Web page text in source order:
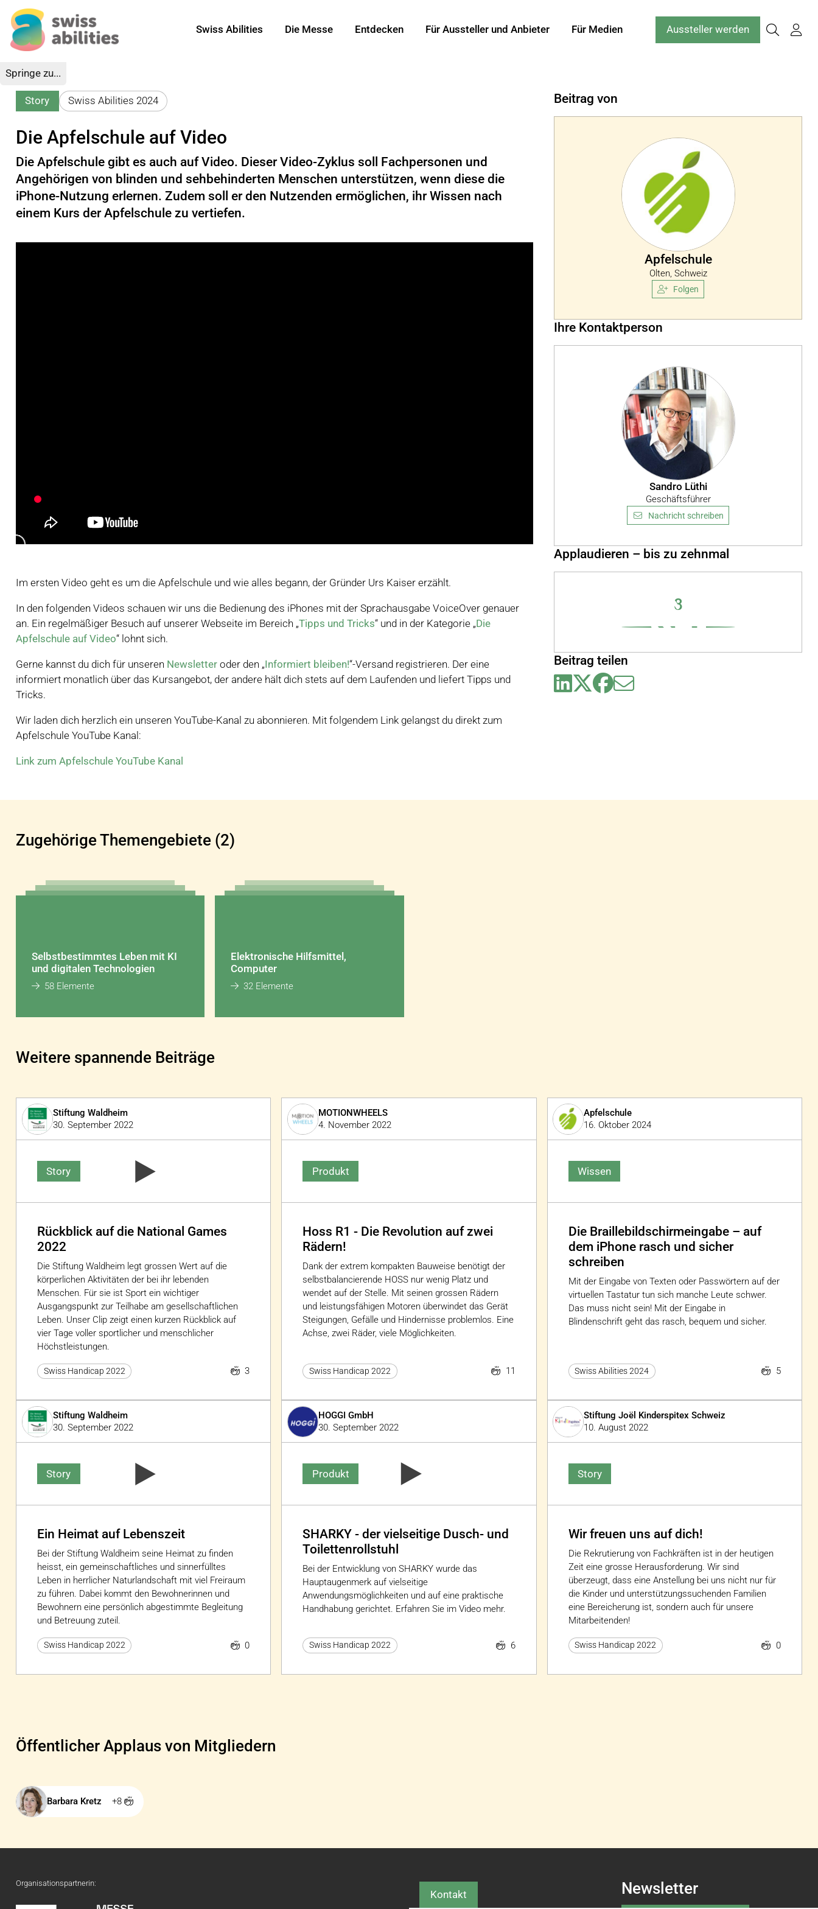
Springe zu...
Swiss Abilities Die Messe Entdecken Für Aussteller und Anbieter Für Medien Aussteller werden
Story Swiss Abilities 2024
Die Apfelschule auf Video
Die Apfelschule gibt es auch auf Video. Dieser Video-Zyklus soll Fachpersonen und
Angehörigen von blinden und sehbehinderten Menschen unterstützen, wenn diese die
iPhone-Nutzung erlernen. Zudem soll er den Nutzenden ermöglichen, ihr Wissen nach
einem Kurs der Apfelschule zu vertiefen.
Im ersten Video geht es um die Apfelschule und wie alles begann, der Gründer Urs Kaiser erzählt.
In den folgenden Videos schauen wir uns die Bedienung des iPhones mit der Sprachausgabe VoiceOver genauer
an. Ein regelmäßiger Besuch auf unserer Webseite im Bereich „Tipps und Tricks“ und in der Kategorie „Die
Apfelschule auf Video“ lohnt sich.
Gerne kannst du dich für unseren Newsletter oder den „Informiert bleiben!“-Versand registrieren. Der eine
informiert monatlich über das Kursangebot, der andere hält dich stets auf dem Laufenden und liefert Tipps und
Tricks.
Wir laden dich herzlich ein unseren YouTube-Kanal zu abonnieren. Mit folgendem Link gelangst du direkt zum
Apfelschule YouTube Kanal:
Link zum Apfelschule YouTube Kanal
Beitrag von
Apfelschule
Olten, Schweiz
Folgen
Ihre Kontaktperson
Sandro Lüthi
Geschäftsführer
Nachricht schreiben
Applaudieren – bis zu zehnmal
8
Beitrag teilen
Zugehörige Themengebiete (2)
Selbstbestimmtes Leben mit KI
und digitalen Technologien
58 Elemente
Elektronische Hilfsmittel,
Computer
32 Elemente
Weitere spannende Beiträge
Stiftung Waldheim
30. September 2022
Story
Rückblick auf die National Games
2022
Die Stiftung Waldheim legt grossen Wert auf die
körperlichen Aktivitäten der bei ihr lebenden
Menschen. Für sie ist Sport ein wichtiger
Ausgangspunkt zur Teilhabe am gesellschaftlichen
Leben. Unser Clip zeigt einen kurzen Rückblick auf
vier Tage voller sportlicher und menschlicher
Höchstleistungen.
Swiss Handicap 2022 3
MOTIONWHEELS
4. November 2022
Produkt
Hoss R1 - Die Revolution auf zwei
Rädern!
Dank der extrem kompakten Bauweise benötigt der
selbstbalancierende HOSS nur wenig Platz und
wendet auf der Stelle. Mit seinen grossen Rädern
und leistungsfähigen Motoren überwindet das Gerät
Steigungen, Gefälle und Hindernisse problemlos. Eine
Achse, zwei Räder, viele Möglichkeiten.
Swiss Handicap 2022 11
Apfelschule
16. Oktober 2024
Wissen
Die Braillebildschirmeingabe – auf
dem iPhone rasch und sicher
schreiben
Mit der Eingabe von Texten oder Passwörtern auf der
virtuellen Tastatur tun sich manche Leute schwer.
Das muss nicht sein! Mit der Eingabe in
Blindenschrift geht das rasch, bequem und sicher.
Swiss Abilities 2024 5
Stiftung Waldheim
30. September 2022
Story
Ein Heimat auf Lebenszeit
Bei der Stiftung Waldheim seine Heimat zu finden
heisst, ein gemeinschaftliches und sinnerfülltes
Leben in herrlicher Naturlandschaft mit viel Freiraum
zu führen. Dabei kommt den Bewohnerinnen und
Bewohnern eine persönlich abgestimmte Begleitung
und Betreuung zuteil.
Swiss Handicap 2022 0
HOGGI GmbH
30. September 2022
Produkt
SHARKY - der vielseitige Dusch- und
Toilettenrollstuhl
Bei der Entwicklung von SHARKY wurde das
Hauptaugenmerk auf vielseitige
Anwendungsmöglichkeiten und auf eine praktische
Handhabung gerichtet. Erfahren Sie im Video mehr.
Swiss Handicap 2022 6
Stiftung Joël Kinderspitex Schweiz
10. August 2022
Story
Wir freuen uns auf dich!
Die Rekrutierung von Fachkräften ist in der heutigen
Zeit eine grosse Herausforderung. Wir sind
überzeugt, dass eine Anstellung bei uns nicht nur für
die Kinder und unterstützungssuchenden Familien
eine Bereicherung ist, sondern auch für unsere
Mitarbeitenden!
Swiss Handicap 2022 0
Öffentlicher Applaus von Mitgliedern
Barbara Kretz +8
Organisationspartnerin:
Kontakt Newsletter